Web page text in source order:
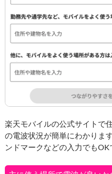
楽天モバイルの公式サイトで
の電波状況が簡単にわかりま
ンドマークなどの入力でもOK